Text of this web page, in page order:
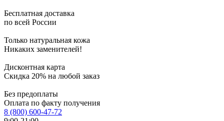
Бесплатная доставка
по всей России
Только натуральная кожа
Никаких заменителей!
Дисконтная карта
Скидка 20% на любой заказ
Без предоплаты
Оплата по факту получения
8 (800) 600-47-72